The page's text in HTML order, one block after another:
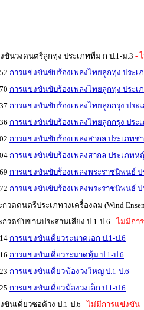
ขันวงดนตรีลูกทุ่ง ประเภททีม ก ป.1-ม.3 -
การแข่งขันขับร้องเพลงไทยลูกทุ่ง ประเ
การแข่งขันขับร้องเพลงไทยลูกทุ่ง ประเ
การแข่งขันขับร้องเพลงไทยลูกกรุง ประ
การแข่งขันขับร้องเพลงไทยลูกกรุง ประ
การแข่งขันขับร้องเพลงสากล ประเภทชา
การแข่งขันขับร้องเพลงสากล ประเภทห
การแข่งขันขับร้องเพลงพระราชนิพนธ์ ป
การแข่งขันขับร้องเพลงพระราชนิพนธ์ ป
กวดดนตรีประเภทวงเครื่องลม (Wind
กวดขับขานประสานเสียง ป.1-ป.6 - ไม่มีกา
การแข่งขันเดี่ยวระนาดเอก ป.1-ป.6
การแข่งขันเดี่ยวระนาดทุ้ม ป.1-ป.6
การแข่งขันเดี่ยวฆ้องวงใหญ่ ป.1-ป.6
การแข่งขันเดี่ยวฆ้องวงเล็ก ป.1-ป.6
ขันเดี่ยวซอด้วง ป.1-ป.6 - ไม่มีการแข่งขัน